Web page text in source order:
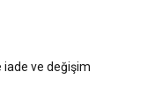
iade ve değişim